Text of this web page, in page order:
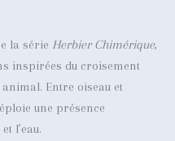
I
la série Herbier Chimérique,
inspirées du croisement
Entre oiseau et
une présence
l’eau.